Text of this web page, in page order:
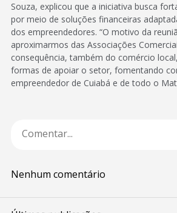
Souza, explicou que a iniciativa busca
por meio de soluções financeiras
dos empreendedores. “O motivo da
aproximarmos das Associações
consequência, também do comércio
formas de apoiar o setor, fomentando
empreendedor de Cuiabá e de todo o
Nenhum comentário